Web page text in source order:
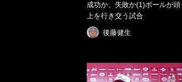
成功か、失敗か(1)ボールが頭
上を行き交う試合
後藤健生